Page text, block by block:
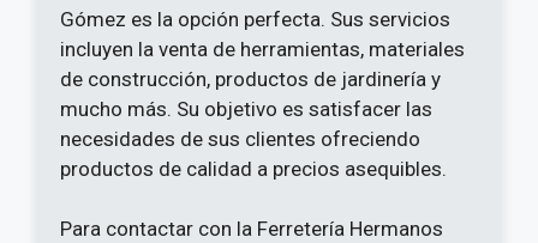
Gómez es la opción perfecta. Sus servicios
incluyen la venta de herramientas, materiales
de construcción, productos de jardinería y
mucho más. Su objetivo es satisfacer las
necesidades de sus clientes ofreciendo
productos de calidad a precios asequibles.
Para contactar con la Ferretería Hermanos